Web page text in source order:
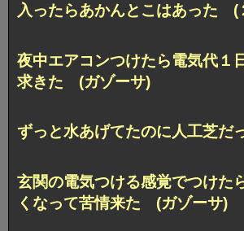
入ったらあかんとこはあった (
夜中エアコンつけたら電気代１
求きた (ガゾーサ)
ずっと水あげてたのに人工芝
玄関の電気つける感覚でつけた
くなって苦情来た (ガゾーサ)